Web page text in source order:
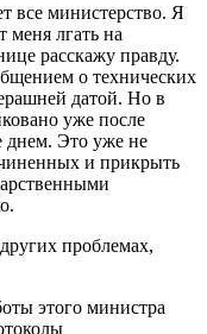
все министерство. Я
меня лгать на
расскажу правду.
о технических
датой. Но в
уже после
днем. Это уже не
и прикрыть
проблемах,
этого министра